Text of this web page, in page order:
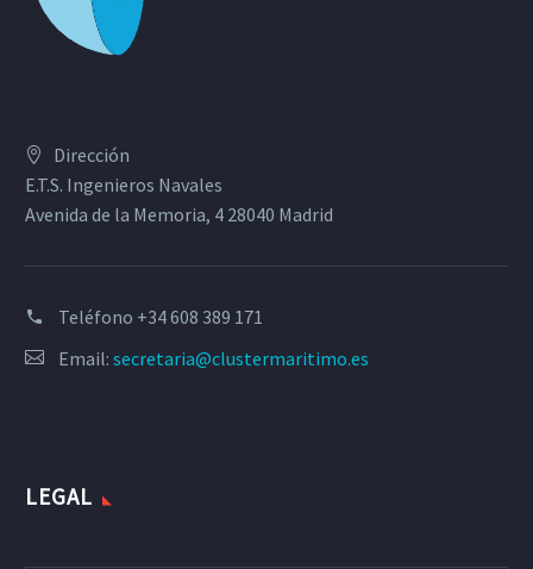
Dirección
E.T.S. Ingenieros Navales
Avenida de la Memoria, 4 28040 Madrid
Teléfono +34 608 389 171
Email: secretaria@clustermaritimo.es
LEGAL